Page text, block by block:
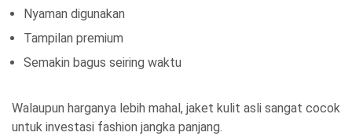
Nyaman digunakan
Tampilan premium
Semakin bagus seiring waktu
Walaupun harganya lebih mahal, jaket kulit asli sangat cocok
untuk investasi fashion jangka panjang.